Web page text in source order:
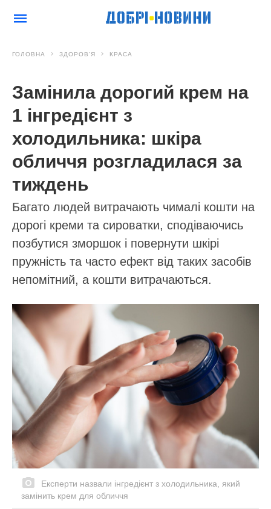
ГОЛОВНА ЗДОРОВ'Я КРАСА
Замінила дорогий крем на
1 інгредієнт з
холодильника: шкіра
обличчя розгладилася за
тиждень
Багато людей витрачають чималі кошти на
дорогі креми та сироватки, сподіваючись
позбутися зморшок і повернути шкірі
пружність та часто ефект від таких засобів
непомітний, а кошти витрачаються.
Експерти назвали інгредієнт з холодильника, який
замінить крем для обличчя